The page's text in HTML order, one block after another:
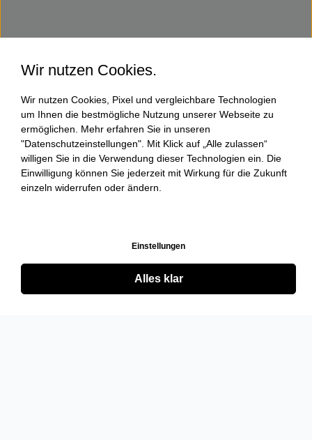
Wir nutzen Cookies.
Wir nutzen Cookies, Pixel und vergleichbare Technologien
um Ihnen die bestmögliche Nutzung unserer Webseite zu
ermöglichen. Mehr erfahren Sie in unseren
"Datenschutzeinstellungen". Mit Klick auf „Alle zulassen“
willigen Sie in die Verwendung dieser Technologien ein. Die
Einwilligung können Sie jederzeit mit Wirkung für die Zukunft
einzeln widerrufen oder ändern.
Einstellungen
Alles klar